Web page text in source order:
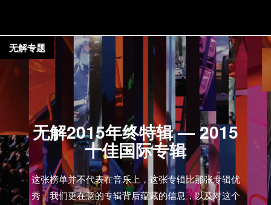
无解2015年终特辑 — 2015
十佳国际专辑
这张榜单并不代表在音乐上，这张专辑比那张专辑优
秀，我们更在意的专辑背后蕴藏的信息，以及对这个
无解专题